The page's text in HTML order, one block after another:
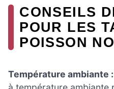
CONSEILS
POUR LES
POISSON
Température ambiante :